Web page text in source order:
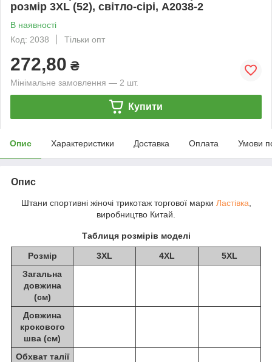
розмір 3XL (52), світло-сірі, А2038-2
В наявності
Код: 2038
Тільки опт
272,80 ₴
Мінімальне замовлення — 2 шт.
Купити
Опис Характеристики Доставка Оплата Умови
Опис
Штани спортивні жіночі трикотаж торгової марки Ластівка
виробництво Китай.
Таблиця розмірів моделі
Розмір 3XL 4XL
5XL
Загальна
довжина
(см)
Довжина
крокового
шва (см)
Обхват талії